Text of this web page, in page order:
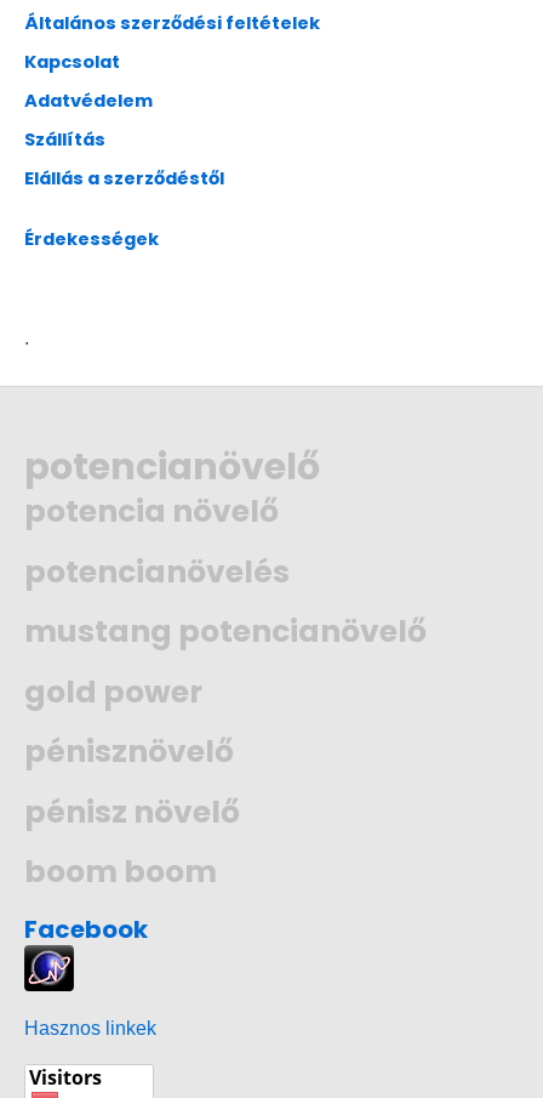
Általános szerződési feltételek
Kapcsolat
Adatvédelem
Szállítás
Elállás a szerződéstől
Érdekességek
.
potencianövelő
potencia növelő
potencianövelés
mustang potencianövelő
gold power
pénisznövelő
pénisz növelő
boom boom
Facebook
Hasznos linkek